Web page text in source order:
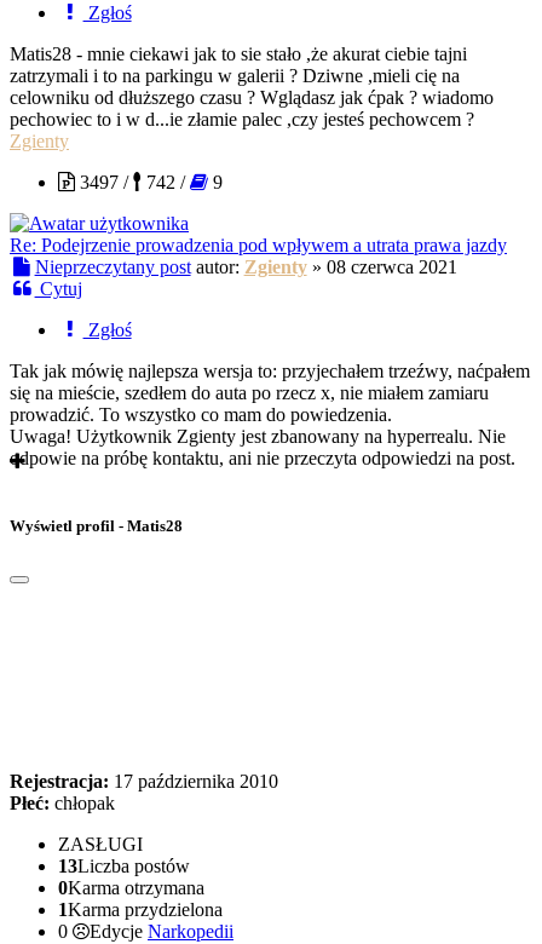
Zgłoś
Matis28 - mnie ciekawi jak to sie stało ,że akurat ciebie tajni
zatrzymali i to na parkingu w galerii ? Dziwne ,mieli cię na
celowniku od dłuższego czasu ? Wglądasz jak ćpak ? wiadomo
pechowiec to i w d...ie złamie palec ,czy jesteś pechowcem ?
Zgienty
3497 /
742 / 9
Re: Podejrzenie prowadzenia pod wpływem a utrata prawa jazdy
Nieprzeczytany post autor: Zgienty» 08 czerwca 2021
Cytuj
Zgłoś
Tak jak mówię najlepsza wersja to: przyjechałem trzeźwy, naćpałem
się na mieście, szedłem do auta po rzecz x, nie miałem zamiaru
prowadzić. To wszystko co mam do powiedzenia.
Uwaga! Użytkownik Zgienty jest zbanowany na hyperrealu. Nie
odpowie na próbę kontaktu, ani nie przeczyta odpowiedzi na post.
Wyświetl profil - Matis28
Rejestracja: 17 października 2010
Płeć: chłopak
ZASŁUGI
13Liczba postów
0Karma otrzymana
1Karma przydzielona
0
Edycje Narkopedii